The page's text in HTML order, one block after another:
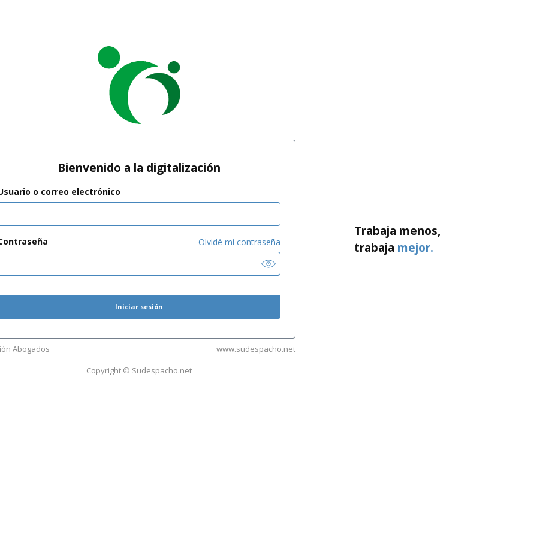
Bienvenido a la digitalización
o correo electrónico
Olvidé mi contraseña
Iniciar sesión
Trabaja menos,
trabaja mejor.
Abogados
www.sudespacho.net
Copyright © Sudespacho.net